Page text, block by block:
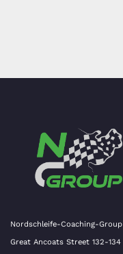
Nordschleife-Coaching-Group
Great Ancoats Street 132-134